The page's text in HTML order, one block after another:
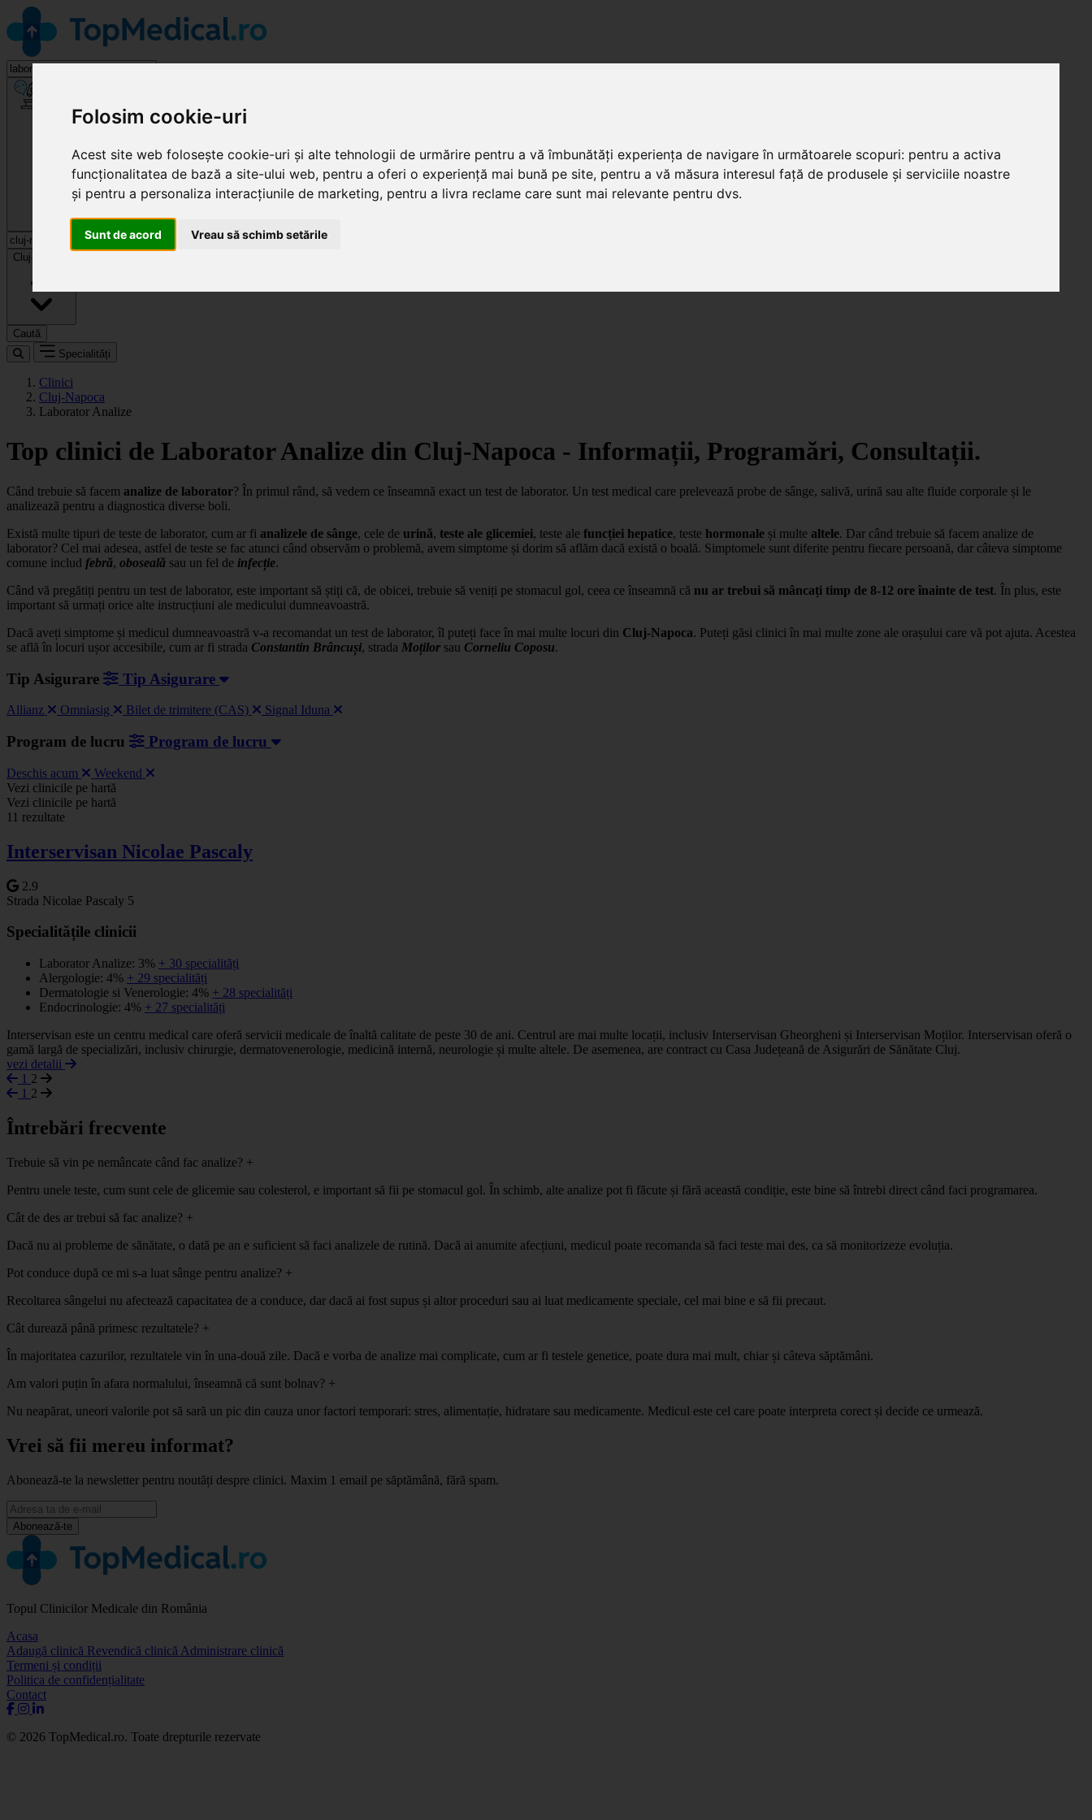
Folosim cookie-uri
Acest site web folosește cookie-uri și alte tehnologii de urmărire pentru a vă îmbunătăți experiența de navigare în următoarele scopuri: pentru a activa
funcționalitatea de bază a site-ului web, pentru a oferi o experiență mai bună pe site, pentru a vă măsura interesul față de produsele și serviciile noastre
și pentru a personaliza interacțiunile de marketing, pentru a livra reclame care sunt mai relevante pentru dvs.
Sunt de acord Vreau să schimb setările
Laborator Analize
Cluj-Napoca
Caută
Specialități
Clinici
Cluj-Napoca
Laborator Analize
Top clinici de Laborator Analize din Cluj-Napoca - Informații, Programări, Consultații.
Când trebuie să facem analize de laborator? În primul rând, să vedem ce înseamnă exact un test de laborator. Un test medical care prelevează probe de sânge, salivă, urină sau alte fluide corporale și le
analizează pentru a diagnostica diverse boli.
Există multe tipuri de teste de laborator, cum ar fi analizele de sânge, cele de urină, teste ale glicemiei, teste ale funcției hepatice, teste hormonale și multe altele. Dar când trebuie să facem analize de
laborator? Cel mai adesea, astfel de teste se fac atunci când observăm o problemă, avem simptome și dorim să aflăm dacă există o boală. Simptomele sunt diferite pentru fiecare persoană, dar câteva simptome
comune includ febră, oboseală sau un fel de infecție.
Când vă pregătiți pentru un test de laborator, este important să știți că, de obicei, trebuie să veniți pe stomacul gol, ceea ce înseamnă că nu ar trebui să mâncați timp de 8-12 ore înainte de test. În plus, este
important să urmați orice alte instrucțiuni ale medicului dumneavoastră.
Dacă aveți simptome și medicul dumneavoastră v-a recomandat un test de laborator, îl puteți face în mai multe locuri din Cluj-Napoca. Puteți găsi clinici în mai multe zone ale orașului care vă pot ajuta. Acestea
se află în locuri ușor accesibile, cum ar fi strada Constantin Brâncuși, strada Moților sau Corneliu Coposu.
Tip Asigurare Tip Asigurare
Allianz Omniasig Bilet de trimitere (CAS) Signal Iduna
Program de lucru Program de lucru
Deschis acum Weekend
+
−
Vezi clinicile pe hartă
Vezi clinicile pe hartă
11 rezultate
Interservisan Nicolae Pascaly
2.9
Strada Nicolae Pascaly 5
Specialitățile clinicii
Laborator Analize: 3% + 30 specialități
Alergologie: 4% + 29 specialități
Dermatologie si Venerologie: 4% + 28 specialități
Endocrinologie: 4% + 27 specialități
Interservisan este un centru medical care oferă servicii medicale de înaltă calitate de peste 30 de ani. Centrul are mai multe locații, inclusiv Interservisan Gheorgheni și Interservisan Moților. Interservisan oferă o
gamă largă de specializări, inclusiv chirurgie, dermatovenerologie, medicină internă, neurologie și multe altele. De asemenea, are contract cu Casa Județeană de Asigurări de Sănătate Cluj.
vezi detalii
1 2
1 2
Întrebări frecvente
Trebuie să vin pe nemâncate când fac analize? +
Pentru unele teste, cum sunt cele de glicemie sau colesterol, e important să fii pe stomacul gol. În schimb, alte analize pot fi făcute și fără această condiție, este bine să întrebi direct când faci programarea.
Cât de des ar trebui să fac analize? +
Dacă nu ai probleme de sănătate, o dată pe an e suficient să faci analizele de rutină. Dacă ai anumite afecțiuni, medicul poate recomanda să faci teste mai des, ca să monitorizeze evoluția.
Pot conduce după ce mi s-a luat sânge pentru analize? +
Recoltarea sângelui nu afectează capacitatea de a conduce, dar dacă ai fost supus și altor proceduri sau ai luat medicamente speciale, cel mai bine e să fii precaut.
Cât durează până primesc rezultatele? +
În majoritatea cazurilor, rezultatele vin în una-două zile. Dacă e vorba de analize mai complicate, cum ar fi testele genetice, poate dura mai mult, chiar și câteva săptămâni.
Am valori puțin în afara normalului, înseamnă că sunt bolnav? +
Nu neapărat, uneori valorile pot să sară un pic din cauza unor factori temporari: stres, alimentație, hidratare sau medicamente. Medicul este cel care poate interpreta corect și decide ce urmează.
Vrei să fii mereu informat?
Abonează-te la newsletter pentru noutăți despre clinici. Maxim 1 email pe săptămână, fără spam.
Abonează-te
Topul Clinicilor Medicale din România
Acasa
Adaugă clinică Revendică clinică Administrare clinică
Termeni și condiții
Politica de confidențialitate
Contact
© 2026 TopMedical.ro. Toate drepturile rezervate